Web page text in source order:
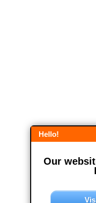
Hello!
Our